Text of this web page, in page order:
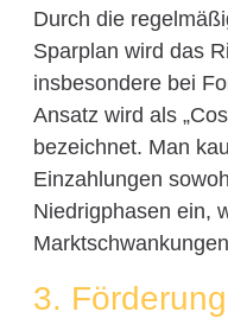
Durch die
Sparplan wird das
insbesondere bei
Ansatz wird als
bezeichnet. Man
Einzahlungen
Niedrigphasen ein,
3.